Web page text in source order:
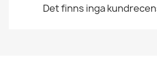
Det finns inga